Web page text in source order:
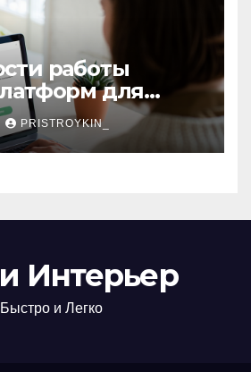
работы
для
и
PRISTROYKIN_
Интерьер
Быстро и Легко